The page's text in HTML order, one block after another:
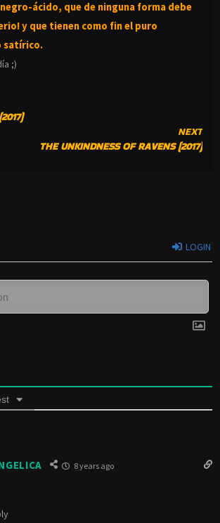
ácido, que de ninguna forma debe
y que tienen como fin el puro
satírico.
;)
NEXT
THE UNKINDNESS OF RAVENS (2017)
LOGIN
8 years ago